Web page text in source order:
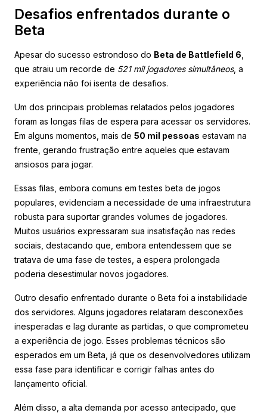
Desafios enfrentados durante o
Beta
Apesar do sucesso estrondoso do Beta de Battlefield 6
que atraiu um recorde de 521 mil jogadores simultâneos, a
experiência não foi isenta de desafios.
Um dos principais problemas relatados pelos jogadores
foram as longas filas de espera para acessar os servidores.
Em alguns momentos, mais de 50 mil pessoas estavam na
frente, gerando frustração entre aqueles que estavam
ansiosos para jogar.
Essas filas, embora comuns em testes beta de jogos
populares, evidenciam a necessidade de uma infraestrutura
robusta para suportar grandes volumes de jogadores.
Muitos usuários expressaram sua insatisfação nas redes
sociais, destacando que, embora entendessem que se
tratava de uma fase de testes, a espera prolongada
poderia desestimular novos jogadores.
Outro desafio enfrentado durante o Beta foi a instabilidade
dos servidores. Alguns jogadores relataram desconexões
inesperadas e lag durante as partidas, o que comprometeu
a experiência de jogo. Esses problemas técnicos são
esperados em um Beta, já que os desenvolvedores utilizam
essa fase para identificar e corrigir falhas antes do
lançamento oficial.
Além disso, a alta demanda por acesso antecipado, que